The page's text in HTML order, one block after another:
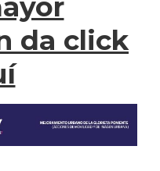
da click